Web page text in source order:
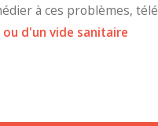
à ces problèmes,
d'un vide sanitaire